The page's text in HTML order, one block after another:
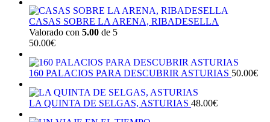
CASAS SOBRE LA ARENA, RIBADESELLA
Valorado con 5.00 de 5
50.00€
160 PALACIOS PARA DESCUBRIR ASTURIAS 50.00€
LA QUINTA DE SELGAS, ASTURIAS 48.00€